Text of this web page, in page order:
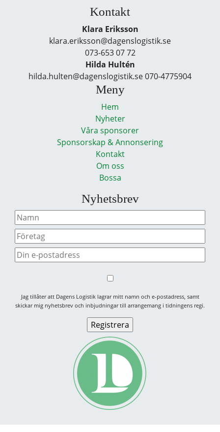
Kontakt
Klara Eriksson
klara.eriksson@dagenslogistik.se
073-653 07 72
Hilda Hultén
hilda.hulten@dagenslogistik.se 070-4775904
Meny
Hem
Nyheter
Våra sponsorer
Sponsorskap & Annonsering
Kontakt
Om oss
Bossa
Nyhetsbrev
Jag tillåter att Dagens Logistik lagrar mitt namn och e-postadress, samt
skickar mig nyhetsbrev och inbjudningar till arrangemang i tidningens regi.